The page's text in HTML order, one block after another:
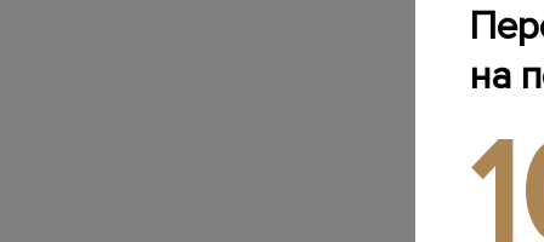
на